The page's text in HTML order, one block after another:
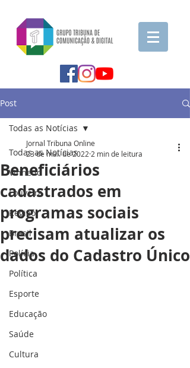
Post
Todas as Notícias
Vinhedo
Louveira
Região
Brasil
Polícia
Política
Esporte
Educação
Saúde
Cultura
Todas as Notícias
Beneficiários
cadastrados em
programas sociais
precisam atualizar os
dados do Cadastro Único
Jornal Tribuna Online
23 de mai. de 2022 2 min de leitura